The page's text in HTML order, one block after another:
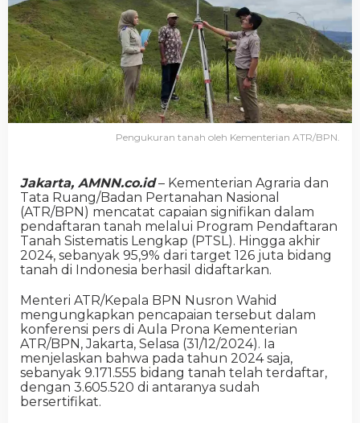
Pengukuran tanah oleh Kementerian ATR/BPN.
Jakarta, AMNN.co.id– Kementerian Agraria dan
Tata Ruang/Badan Pertanahan Nasional
(ATR/BPN) mencatat capaian signifikan dalam
pendaftaran tanah melalui Program Pendaftaran
Tanah Sistematis Lengkap (PTSL). Hingga akhir
2024, sebanyak 95,9% dari target 126 juta bidang
tanah di Indonesia berhasil didaftarkan.
Menteri ATR/Kepala BPN Nusron Wahid
mengungkapkan pencapaian tersebut dalam
konferensi pers di Aula Prona Kementerian
ATR/BPN, Jakarta, Selasa (31/12/2024). Ia
menjelaskan bahwa pada tahun 2024 saja,
sebanyak 9.171.555 bidang tanah telah terdaftar,
dengan 3.605.520 di antaranya sudah
bersertifikat.